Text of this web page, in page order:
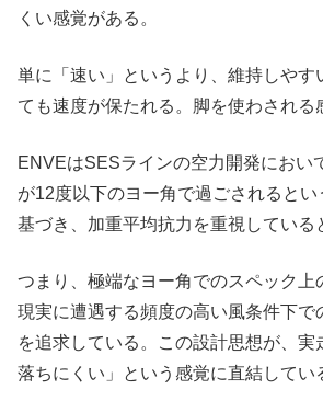
くい感覚がある。
単に「速い」というより、維持しやす
ても速度が保たれる。脚を使わされる
ENVEはSESラインの空力開発におい
が12度以下のヨー角で過ごされるとい
基づき、加重平均抗力を重視している
つまり、極端なヨー角でのスペック上
現実に遭遇する頻度の高い風条件下で
を追求している。この設計思想が、実
落ちにくい」という感覚に直結してい